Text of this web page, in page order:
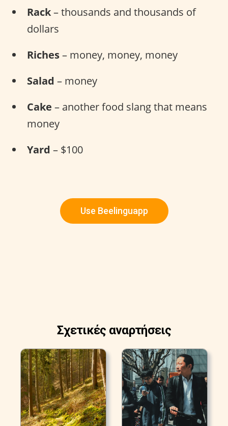
Rack– thousands and thousands of
dollars
Riches– money, money, money
Salad – money
Cake – another food slang that means
money
Yard – $100
Use Beelinguapp
Σχετικές αναρτήσεις